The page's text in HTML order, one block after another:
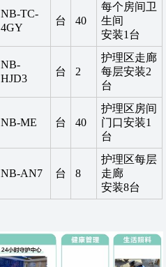
NB-TC-
4GY
台 40
每个房间卫
生间
安装1台
NB-
HJD3
台 2
护理区走廊
每层安装2
台
NB-ME 台 40
护理区房间
门口安装1
台
NB-AN7 台 8
护理区每层
走廊
安装8台